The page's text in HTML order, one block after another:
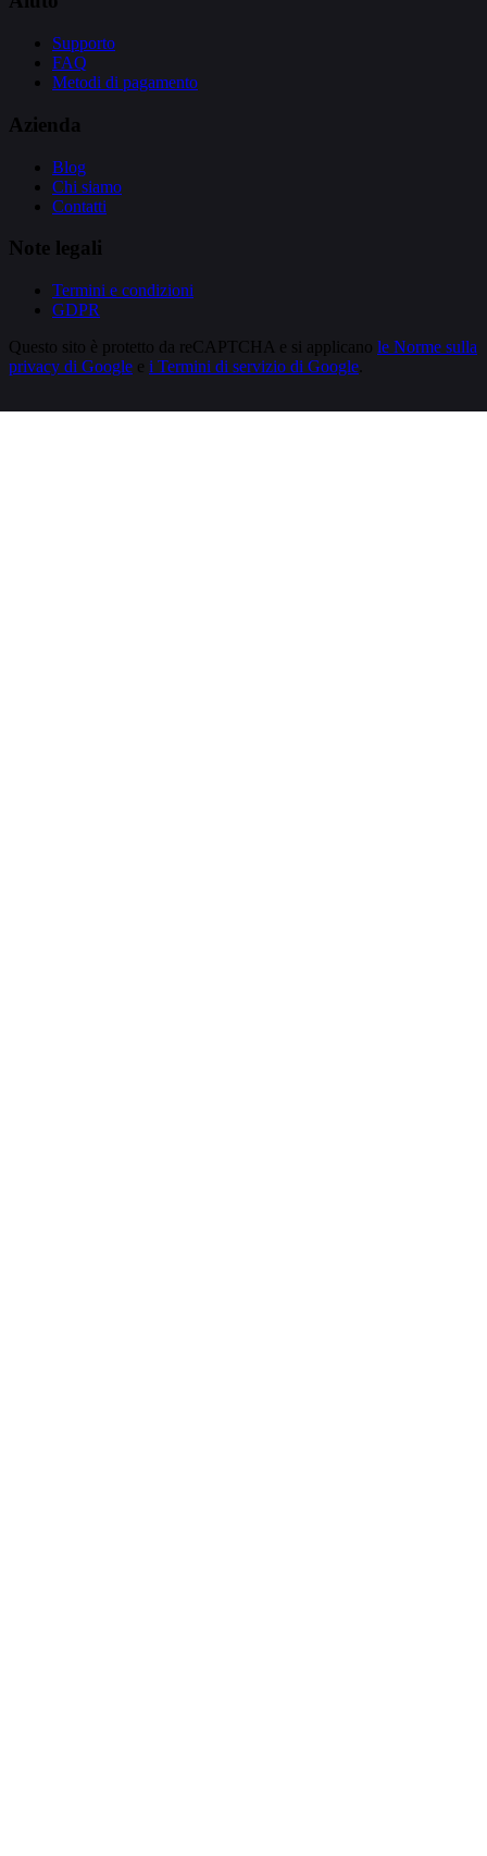
Supporto
FAQ
Metodi di pagamento
Azienda
Blog
Chi siamo
Contatti
Note legali
Termini e condizioni
GDPR
Questo sito è protetto da reCAPTCHA e si applicano le Norme sulla
privacy di Google e i Termini di servizio di Google